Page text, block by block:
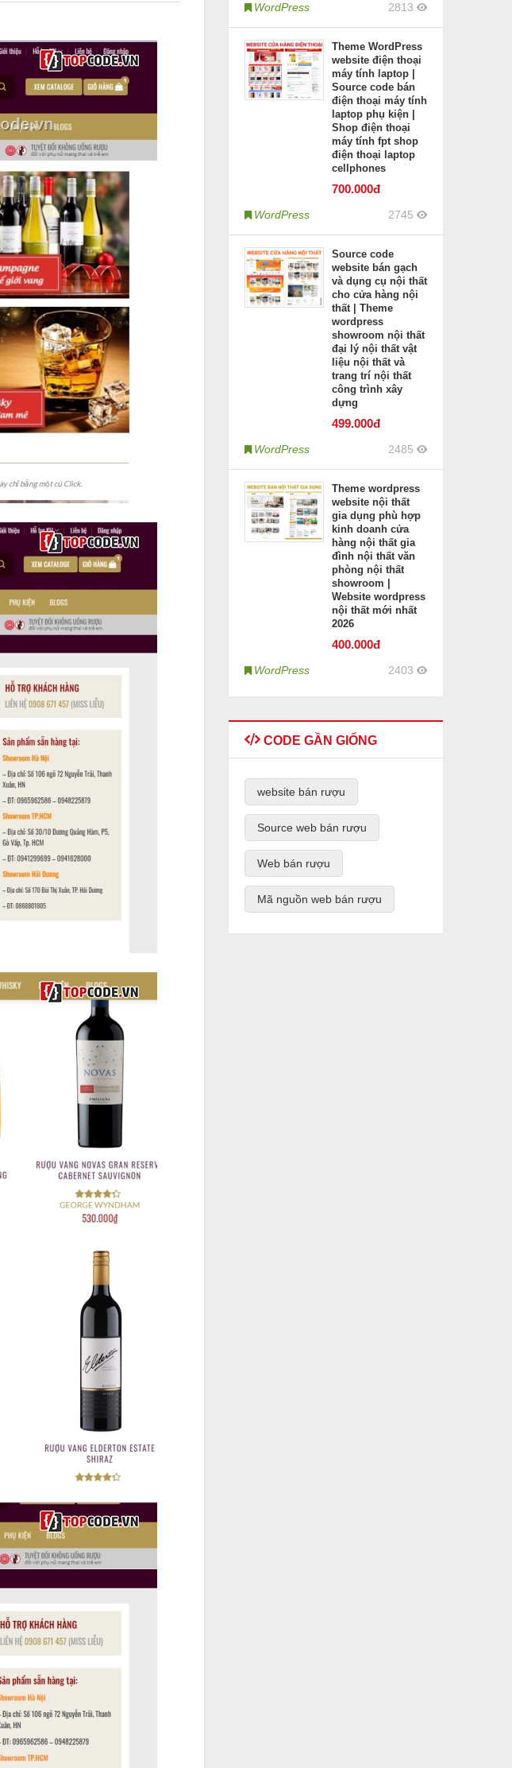
WordPress 2813
Theme WordPress
website điện thoại
máy tính laptop |
Source code bán
điện thoại máy tính
laptop phụ kiện |
Shop điện thoại
máy tính fpt shop
điện thoại laptop
cellphones
700.000đ
WordPress 2745
Source code
website bán gạch
và dụng cụ nội thất
cho cửa hàng nội
thất | Theme
wordpress
showroom nội thất
đại lý nội thất vật
liệu nội thất và
trang trí nội thất
công trình xây
dựng
499.000đ
WordPress 2485
Theme wordpress
website nội thất
gia dụng phù hợp
kinh doanh cửa
hàng nội thất gia
đình nội thất văn
phòng nội thất
showroom |
Website wordpress
nội thất mới nhất
2026
400.000đ
WordPress 2403
CODE GẦN GIỐNG
website bán rượu
Source web bán rượu
Web bán rượu
Mã nguồn web bán rượu